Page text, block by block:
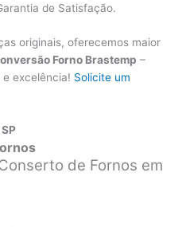
de Satisfação.
originais, oferecemos maior
Forno Brastemp –
e excelência! Solicite um
de Fornos em